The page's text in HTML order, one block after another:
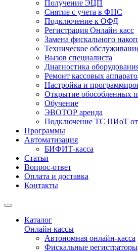
Получение ЭЦП
Снятие с учета в ФНС
Подключение к ОФД
Регистрация Онлайн касс
Замена фискального
Техническое
Вызов специалиста
Диагностика
Ремонт кассовых
Настройка и
Открытие обособленных
Обучение
ЭВОТОР аренда
Подключение ТС ПИоТ
Программы
Автоматизация
БИФИТ-касса
Статьи
Вопрос-ответ
Оплата и доставка
Контакты
Каталог
Онлайн кассы
Автономная онлайн-касса
Фискальные регистраторы